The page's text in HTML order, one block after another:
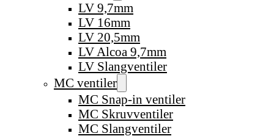
LV 9,7mm
LV 16mm
LV 20,5mm
LV Alcoa 9,7mm
LV Slangventiler
MC ventiler
MC Snap-in ventiler
MC Skruvventiler
MC Slangventiler